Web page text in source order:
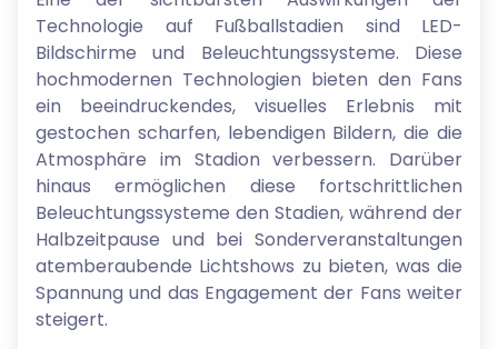
Technologie auf Fußballstadien sind LED-
Bildschirme und Beleuchtungssysteme. Diese
hochmodernen Technologien bieten den Fans
ein beeindruckendes, visuelles Erlebnis mit
gestochen scharfen, lebendigen Bildern, die die
Atmosphäre im Stadion verbessern. Darüber
hinaus ermöglichen diese fortschrittlichen
Beleuchtungssysteme den Stadien, während der
Halbzeitpause und bei Sonderveranstaltungen
atemberaubende Lichtshows zu bieten, was die
Spannung und das Engagement der Fans weiter
steigert.